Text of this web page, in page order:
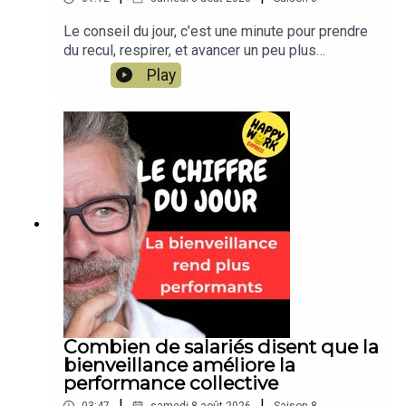
Le conseil du jour, c’est une minute pour prendre
du recul, respirer, et avancer un peu plus
sereinement dans votre travail. Un conseil simple,
concret, applicable dès aujourd’hui. Un format
court de Happy Work, par Gaël Chatelain-
Berry.NOUVEAU : retrouvez moi sur WhatsApp sur
la chaîne Happy Work... pas de spam, c'est gratuit
et il n'y a que du feelgood !!! :
https://whatsapp.com/channel/0029VbBSSbM6B
IEm0yskHH2gEt pour retrouver tous mes
contenus, tests, articles, vidéos :
www.gchatelain.com
Play
Combien de salariés disent que la
bienveillance améliore la
performance collective